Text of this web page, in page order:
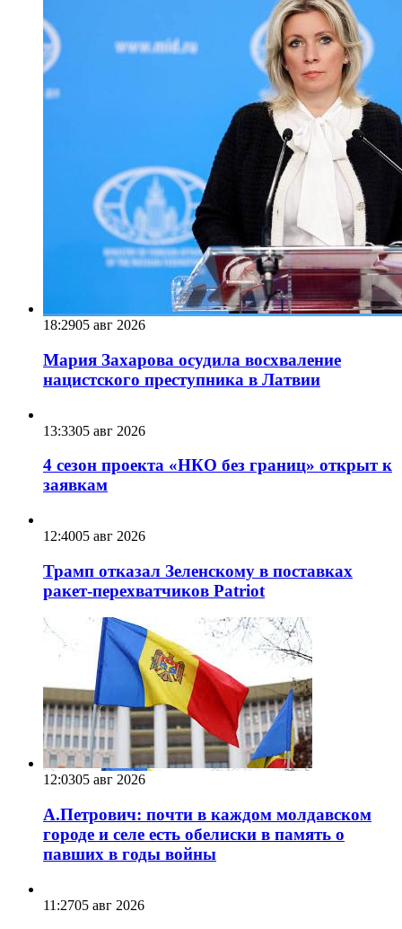
18:2905 авг 2026
Мария Захарова осудила восхваление
нацистского преступника в Латвии
13:3305 авг 2026
4 сезон проекта «НКО без границ» открыт к
заявкам
12:4005 авг 2026
Трамп отказал Зеленскому в поставках
ракет-перехватчиков Patriot
12:0305 авг 2026
А.Петрович: почти в каждом молдавском
городе и селе есть обелиски в память о
павших в годы войны
11:2705 авг 2026